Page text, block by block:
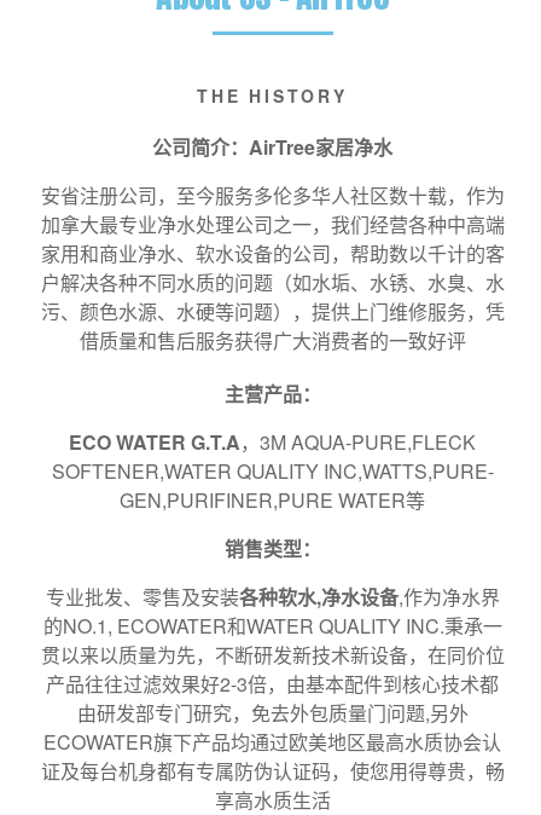
THE HISTORY
公司简介：AirTree家居净水
安省注册公司，至今服务多伦多华人社区数十载，作为
加拿大最专业净水处理公司之一，我们经营各种中高端
家用和商业净水、软水设备的公司，帮助数以千计的客
户解决各种不同水质的问题（如水垢、水锈、水臭、水
污、颜色水源、水硬等问题），提供上门维修服务，凭
借质量和售后服务获得广大消费者的一致好评
主营产品：
ECO WATER G.T.A，3M AQUA-PURE,FLECK
SOFTENER,WATER QUALITY INC,WATTS,PURE-
GEN,PURIFINER,PURE WATER等
销售类型：
专业批发、零售及安装各种软水,净水设备,作为净水界
的NO.1, ECOWATER和WATER QUALITY INC.秉承一
贯以来以质量为先，不断研发新技术新设备，在同价位
产品往往过滤效果好2-3倍，由基本配件到核心技术都
由研发部专门研究，免去外包质量门问题,另外
ECOWATER旗下产品均通过欧美地区最高水质协会认
证及每台机身都有专属防伪认证码，使您用得尊贵，畅
享高水质生活